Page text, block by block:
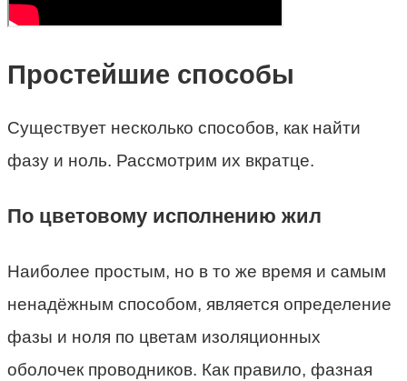
Простейшие способы
Существует несколько способов, как найти
фазу и ноль. Рассмотрим их вкратце.
По цветовому исполнению жил
Наиболее простым, но в то же время и самым
ненадёжным способом, является определение
фазы и ноля по цветам изоляционных
оболочек проводников. Как правило, фазная